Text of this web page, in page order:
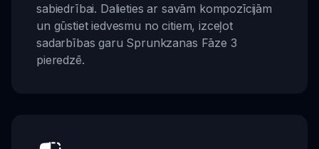
sabiedrībai. Dalieties ar savām kompozīcijām
un gūstiet iedvesmu no citiem, izceļot
sadarbības garu Sprunkzanas Fāze 3
pieredzē.